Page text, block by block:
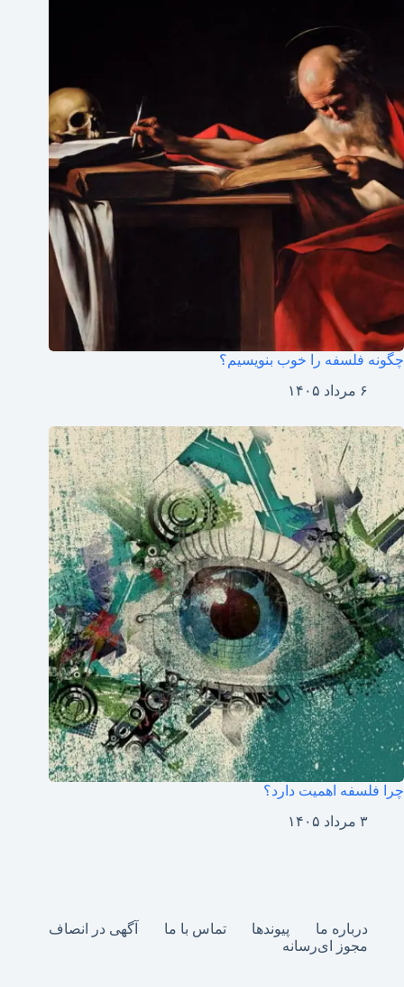
چگونه فلسفه را خوب بنویسیم؟
۶ مرداد ۱۴۰۵
چرا فلسفه اهمیت دارد؟
۳ مرداد ۱۴۰۵
درباره ما پیوندها تماس با ما
آگهی در انصاف
مجوز ای‌رسانه